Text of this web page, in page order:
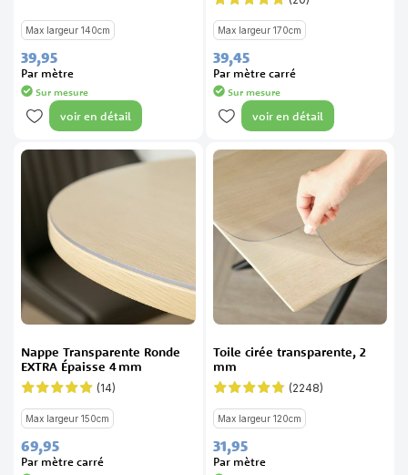
Max largeur 140cm
39,95
Par mètre
Sur mesure
voir en détail
Évaluation:
Max largeur 170cm
39,45
Par mètre carré
Sur mesure
voir en détail
Nappe Transparente Ronde
EXTRA Épaisse 4 mm
Évaluation: (14)
Max largeur 150cm
69,95
Par mètre carré
Toile cirée transparente, 2
mm
Évaluation: (2248)
Max largeur 120cm
31,95
Par mètre